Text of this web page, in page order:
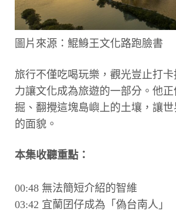
圖片來源：鯤鯓王文化路跑臉書
旅行不僅吃喝玩樂，觀光豈止打
力讓文化成為旅遊的一部分。他
掘、翻攪這塊島嶼上的土壤，讓
的面貌。
本集收聽重點：
00:48 無法簡短介紹的智維
03:42 宜蘭囝仔成為「偽台南人」